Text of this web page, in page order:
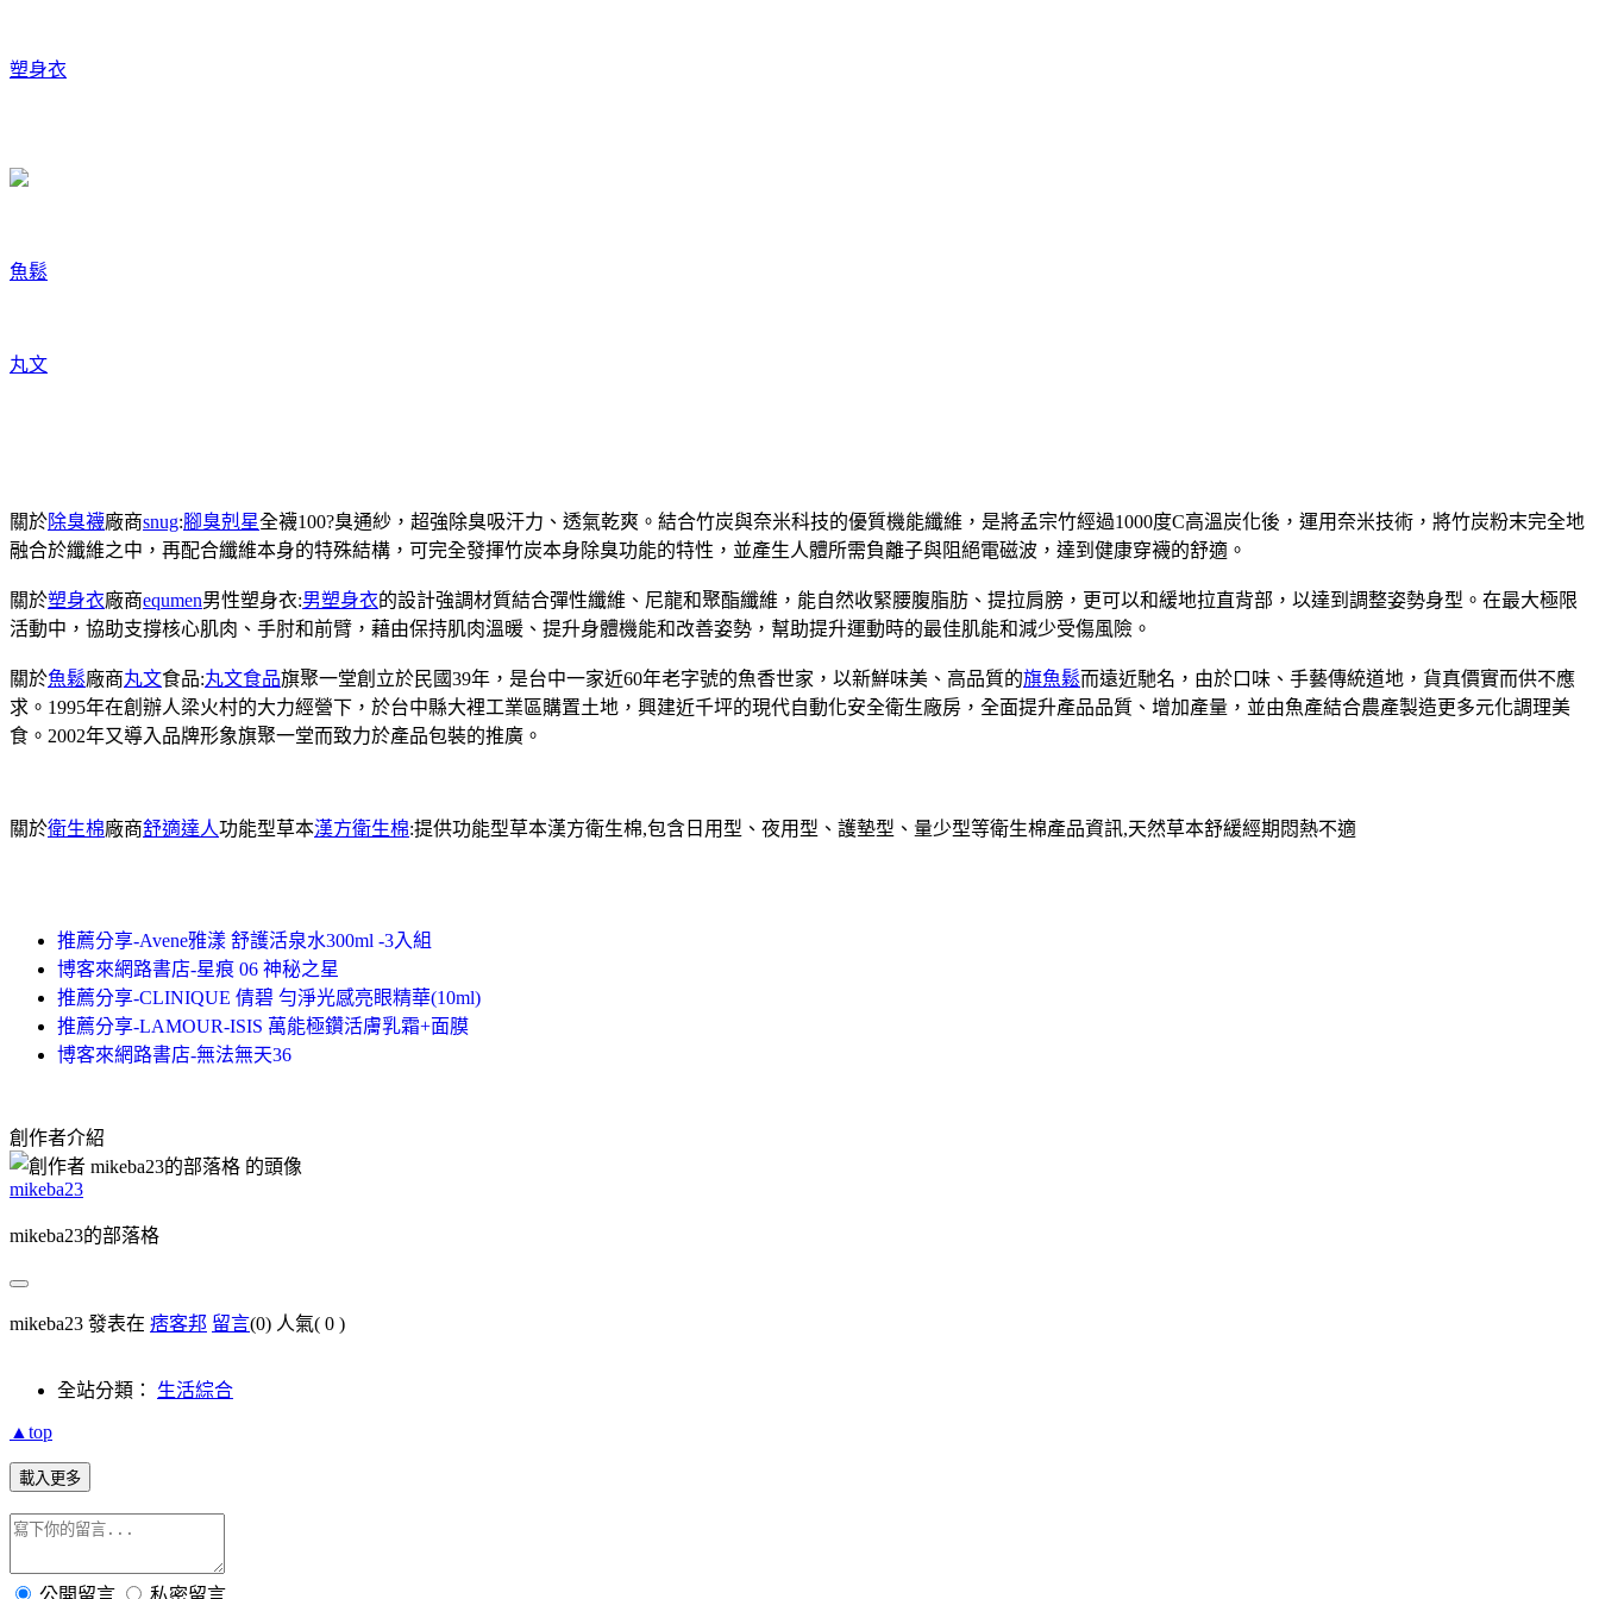
塑身衣
魚鬆
丸文
關於除臭襪廠商snug:腳臭剋星全襪100?臭通紗，超強除臭吸汗力、透氣乾爽。結合竹炭與奈米科技的優質機能纖維，是將孟宗竹經過1000度C高溫炭化後，運用奈米技術，將竹炭粉末完全地
融合於纖維之中，再配合纖維本身的特殊結構，可完全發揮竹炭本身除臭功能的特性，並產生人體所需負離子與阻絕電磁波，達到健康穿襪的舒適。
關於塑身衣廠商equmen男性塑身衣:男塑身衣的設計強調材質結合彈性纖維、尼龍和聚酯纖維，能自然收緊腰腹脂肪、提拉肩膀，更可以和緩地拉直背部，以達到調整姿勢身型。在最大極限
活動中，協助支撐核心肌肉、手肘和前臂，藉由保持肌肉溫暖、提升身體機能和改善姿勢，幫助提升運動時的最佳肌能和減少受傷風險。
關於魚鬆廠商丸文食品:丸文食品旗聚一堂創立於民國39年，是台中一家近60年老字號的魚香世家，以新鮮味美、高品質的旗魚鬆而遠近馳名，由於口味、手藝傳統道地，貨真價實而供不應
求。1995年在創辦人梁火村的大力經營下，於台中縣大裡工業區購置土地，興建近千坪的現代自動化安全衛生廠房，全面提升產品品質、增加產量，並由魚產結合農產製造更多元化調理美
食。2002年又導入品牌形象旗聚一堂而致力於產品包裝的推廣。
關於衛生棉廠商舒適達人功能型草本漢方衛生棉:提供功能型草本漢方衛生棉,包含日用型、夜用型、護墊型、量少型等衛生棉產品資訊,天然草本舒緩經期悶熱不適
推薦分享-Avene雅漾 舒護活泉水300ml -3入組
博客來網路書店-星痕 06 神秘之星
推薦分享-CLINIQUE 倩碧 勻淨光感亮眼精華(10ml)
推薦分享-LAMOUR-ISIS 萬能極鑽活膚乳霜+面膜
博客來網路書店-無法無天36
創作者介紹
mikeba23
mikeba23的部落格
mikeba23 發表在 痞客邦 留言(0) 人氣( 0 )
全站分類： 生活綜合
▲top
載入更多
公開留言 私密留言